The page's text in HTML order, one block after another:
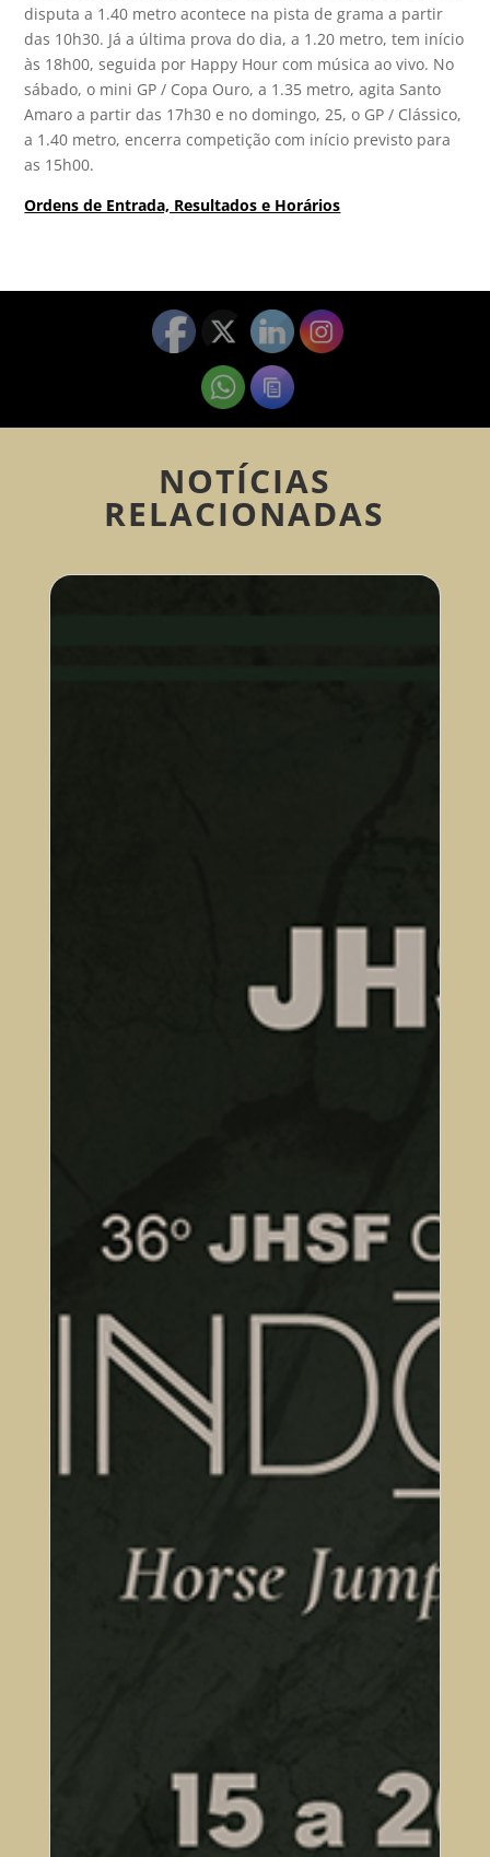
disputa a 1.40 metro acontece na pista de grama a partir
das 10h30. Já a última prova do dia, a 1.20 metro, tem início
às 18h00, seguida por Happy Hour com música ao vivo. No
sábado, o mini GP / Copa Ouro, a 1.35 metro, agita Santo
Amaro a partir das 17h30 e no domingo, 25, o GP / Clássico,
a 1.40 metro, encerra competição com início previsto para
as 15h00.
Ordens de Entrada, Resultados e Horários
NOTÍCIAS
RELACIONADAS